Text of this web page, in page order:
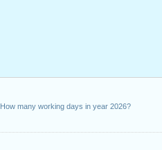
How many working days in year 2026?